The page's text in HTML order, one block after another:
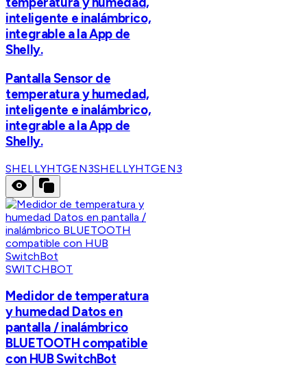
inteligente e inalámbrico,
integrable a la App de
Shelly.
Pantalla Sensor de
temperatura y humedad,
inteligente e inalámbrico,
integrable a la App de
Shelly.
SHELLYHTGEN3SHELLYHTGEN3
SWITCHBOT
Medidor de temperatura
y humedad Datos en
pantalla / inalámbrico
BLUETOOTH compatible
con HUB SwitchBot